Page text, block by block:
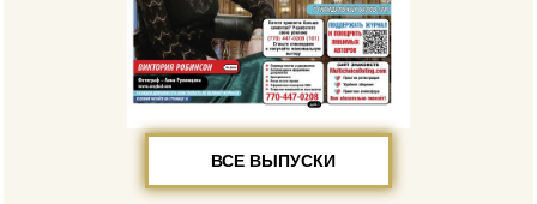
ВСЕ ВЫПУСКИ